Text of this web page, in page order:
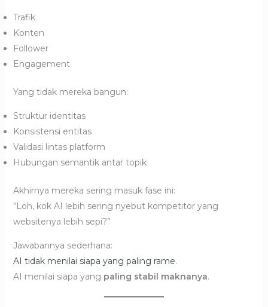
Trafik
Konten
Follower
Engagement
Yang tidak mereka bangun:
Struktur identitas
Konsistensi entitas
Validasi lintas platform
Hubungan semantik antar topik
Akhirnya mereka sering masuk fase ini:
“Loh, kok AI lebih sering nyebut kompetitor yang
websitenya lebih sepi?”
Jawabannya sederhana:
AI tidak menilai siapa yang paling rame.
AI menilai siapa yang paling stabil maknanya.